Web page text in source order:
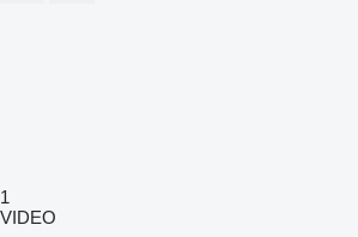
1
VIDEO